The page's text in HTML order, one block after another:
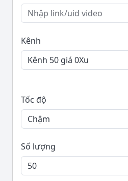
Kênh
Tốc độ
Số lượng